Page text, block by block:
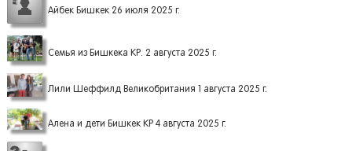
Айбек Бишкек 26 июля 2025 г.
Семья из Бишкека КР. 2 августа 2025 г.
Лили Шеффилд Великобритания 1 августа 2025 г.
Алена и дети Бишкек КР 4 августа 2025 г.